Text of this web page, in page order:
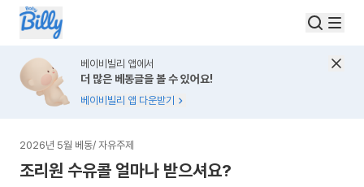
베이비빌리 앱에서
더 많은 베동글을 볼 수 있어요!
베이비빌리 앱 다운받기
2026년 5월 베동/ 자유주제
조리원 수유콜 얼마나 받으셔요?